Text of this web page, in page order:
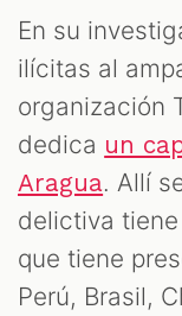
En su
ilícitas al
organización
dedica un
Aragua. Allí
delictiva
que tiene
Perú, Brasil,